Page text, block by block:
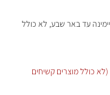
(בניימינה עד באר שבע, לא כולל
(לא כולל מוצרים קשיחים